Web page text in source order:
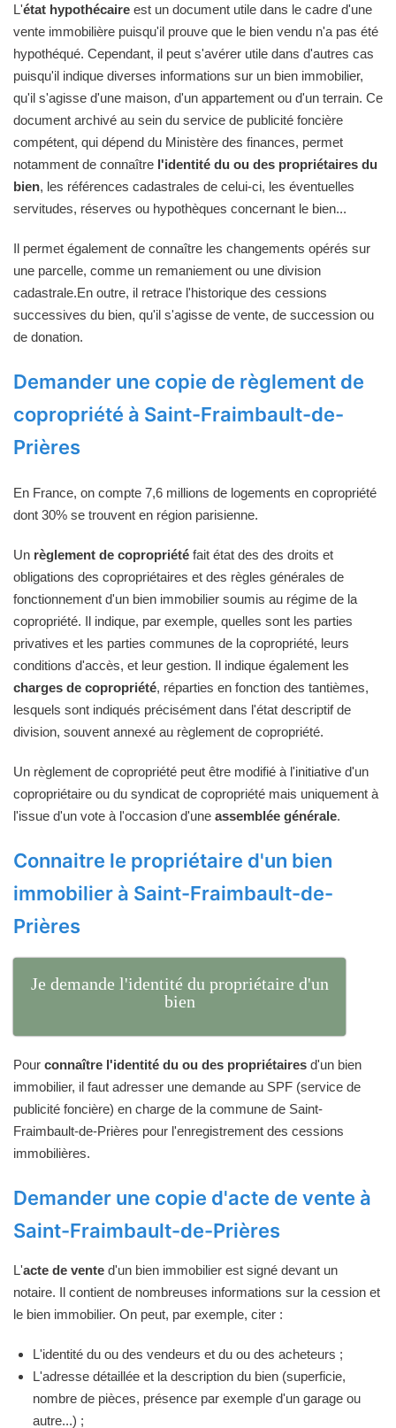
L'état hypothécaire est un document utile dans le cadre d'une
vente immobilière puisqu'il prouve que le bien vendu n'a pas été
hypothéqué. Cependant, il peut s'avérer utile dans d'autres cas
puisqu'il indique diverses informations sur un bien immobilier,
qu'il s'agisse d'une maison, d'un appartement ou d'un terrain. Ce
document archivé au sein du service de publicité foncière
compétent, qui dépend du Ministère des finances, permet
notamment de connaître l'identité du ou des propriétaires du
bien, les références cadastrales de celui-ci, les éventuelles
servitudes, réserves ou hypothèques concernant le bien...
Il permet également de connaître les changements opérés sur
une parcelle, comme un remaniement ou une division
cadastrale.En outre, il retrace l'historique des cessions
successives du bien, qu'il s'agisse de vente, de succession ou
de donation.
Demander une copie de règlement de
copropriété à Saint-Fraimbault-de-
Prières
En France, on compte 7,6 millions de logements en copropriété
dont 30% se trouvent en région parisienne.
Un règlement de copropriété fait état des des droits et
obligations des copropriétaires et des règles générales de
fonctionnement d'un bien immobilier soumis au régime de la
copropriété. Il indique, par exemple, quelles sont les parties
privatives et les parties communes de la copropriété, leurs
conditions d'accès, et leur gestion. Il indique également les
charges de copropriété, réparties en fonction des tantièmes,
lesquels sont indiqués précisément dans l'état descriptif de
division, souvent annexé au règlement de copropriété.
Un règlement de copropriété peut être modifié à l'initiative d'un
copropriétaire ou du syndicat de copropriété mais uniquement à
l'issue d'un vote à l'occasion d'une assemblée générale.
Connaitre le propriétaire d'un bien
immobilier à Saint-Fraimbault-de-
Prières
Je demande l'identité du propriétaire d'un
bien
Pour connaître l'identité du ou des propriétaires d'un bien
immobilier, il faut adresser une demande au SPF (service de
publicité foncière) en charge de la commune de Saint-
Fraimbault-de-Prières pour l'enregistrement des cessions
immobilières.
Demander une copie d'acte de vente à
Saint-Fraimbault-de-Prières
L'acte de vente d'un bien immobilier est signé devant un
notaire. Il contient de nombreuses informations sur la cession et
le bien immobilier. On peut, par exemple, citer :
L'identité du ou des vendeurs et du ou des acheteurs ;
L'adresse détaillée et la description du bien (superficie,
nombre de pièces, présence par exemple d'un garage ou
autre...) ;